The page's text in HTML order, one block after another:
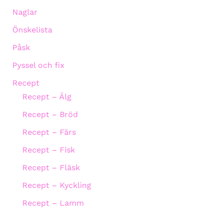
Naglar
Önskelista
Påsk
Pyssel och fix
Recept
Recept – Älg
Recept – Bröd
Recept – Färs
Recept – Fisk
Recept – Fläsk
Recept – Kyckling
Recept – Lamm